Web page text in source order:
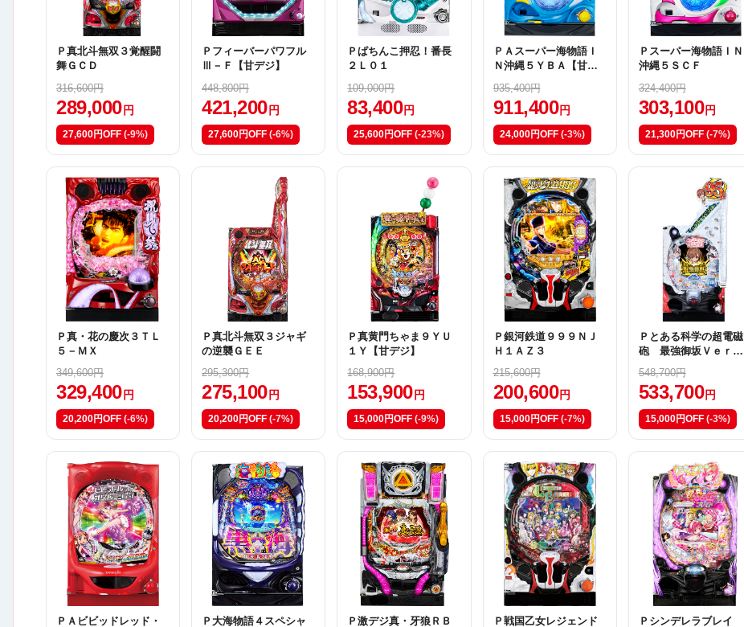
Ｐ真北斗無双３覚醒闘
舞ＧＣＤ
316,600円
289,000 円
27,600円OFF (-9%)
Ｐフィーバーパワフル
Ⅲ－Ｆ【甘デジ】
448,800円
421,200 円
27,600円OFF (-6%)
Ｐぱちんこ押忍！番長
２Ｌ０１
109,000円
83,400 円
25,600円OFF (-23%)
ＰＡスーパー海物語Ｉ
Ｎ沖縄５ＹＢＡ【甘デ
935,400円
911,400 円
24,000円OFF (-3%)
Ｐスーパー海物語ＩＮ
沖縄５ＳＣＦ
324,400円
303,100 円
21,300円OFF (-7%)
Ｐ真・花の慶次３ＴＬ
５－ＭＸ
349,600円
329,400 円
20,200円OFF (-6%)
Ｐ真北斗無双３ジャギ
の逆襲ＧＥＥ
295,300円
275,100 円
20,200円OFF (-7%)
Ｐ真黄門ちゃま９ＹＵ
１Ｙ【甘デジ】
168,900円
153,900 円
15,000円OFF (-9%)
Ｐ銀河鉄道９９９ＮＪ
Ｈ１ＡＺ３
215,600円
200,600 円
15,000円OFF (-7%)
Ｐとある科学の超電磁
砲 最強御坂ＶｅｒＲ
548,700円
533,700 円
15,000円OFF (-3%)
ＰＡビビッドレッド・ Ｐ大海物語４スペシャ Ｐ激デジ真・牙狼ＲＢ Ｐ戦国乙女レジェンド Ｐシンデレラブレイ